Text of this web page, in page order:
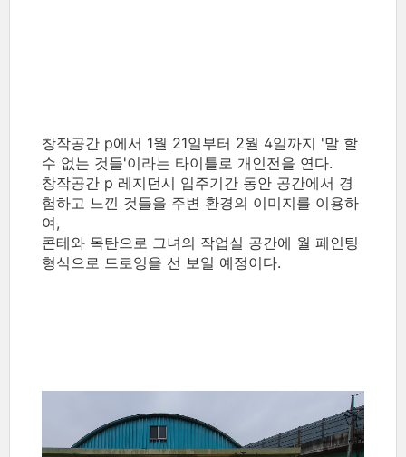
창작공간 p에서 1월 21일부터 2월 4일까지 '말 할
수 없는 것들'이라는 타이틀로 개인전을 연다.
창작공간 p 레지던시 입주기간 동안 공간에서 경
험하고 느낀 것들을 주변 환경의 이미지를 이용하
여,
콘테와 목탄으로 그녀의 작업실 공간에 월 페인팅
형식으로 드로잉을 선 보일 예정이다.